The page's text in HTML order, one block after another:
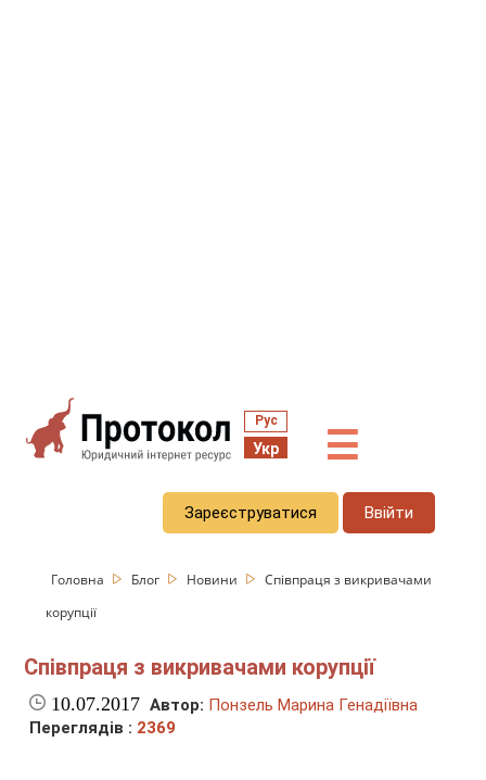
Рус
Укр ☰
Зареєструватися Ввійти
Головна Блог Новини
Співпраця з викривачами
корупції
Співпраця з викривачами корупції
10.07.2017 Автор: Понзель Марина Генадіївна
Переглядів : 2369